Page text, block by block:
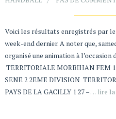
Voici les résultats enregistrés par le
week-end dernier. A noter que,
organisé une animation à
TERRITORIALE MORBIHAN FEM
SENE 2 2EME DIVISION
PAYS DE LA GACILLY 1 27 –… lire la